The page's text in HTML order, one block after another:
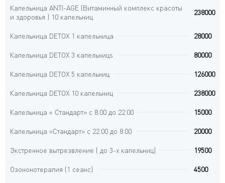
Капельница ANTI-AGE (Витаминный комплекс красоты
и здоровья ) 10 капельниц
238000
Капельница DETOX 1 капельница 28000
Капельница DETOX 3 капельницs 80000
Капельница DETOX 5 капельниц 126000
Капельница DETOX 10 капельниц 238000
Капельница « Стандарт» с 8.00 до 22.00 15000
Капельница «Стандарт» с 22.00 до 8.00 20000
Экстренное вытрезвление ( до 3-х капельниц) 19500
Озононотерапия (1 сеанс) 4500